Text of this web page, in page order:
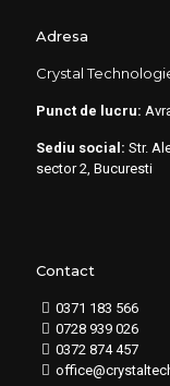
Adresa
Crystal
Punct de lucru:
Sediu social: Str.
sector 2, Bucuresti
Contact
0371 183 566
0728 939 026
0372 874 457